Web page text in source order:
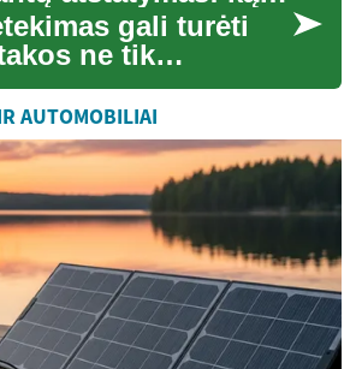
gali turėti
ne tik
funkcijai, bet ir
ertmės
estetik...
AUTOMOBILIAI